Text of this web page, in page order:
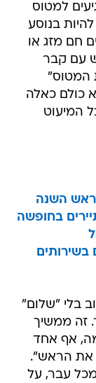
למטוס
בנוסע
חם מזג או
עם קבר
המטוס"
כולם כאלה
המיעוט
בחופשה
בשירותים
בלי "שלום"
זה ממשיך
אף אחד
את הראש".
עבר, על